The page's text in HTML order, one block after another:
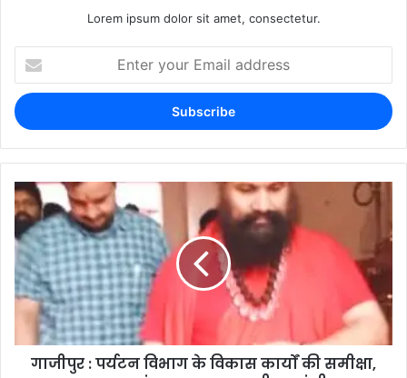
Lorem ipsum dolor sit amet, consectetur.
गाजीपुर : पर्यटन विभाग के विकास कार्यों की समीक्षा,